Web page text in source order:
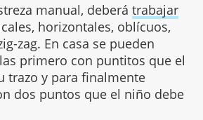
manual, deberá trabajar
horizontales, oblícuos,
zag. En casa se pueden
primero con puntitos que el
trazo y para finalmente
dos puntos que el niño debe